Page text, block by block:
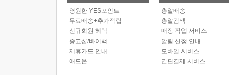
영원한 YES포인트
무료배송+추가적립
신규회원 혜택
중고샵/바이백
제휴카드 안내
애드온
총알배송
총알검색
매장 픽업 서비스
알림 신청 안내
모바일 서비스
간편결제 서비스